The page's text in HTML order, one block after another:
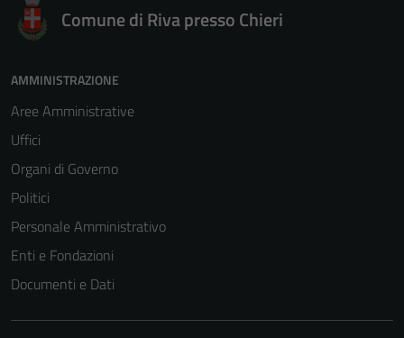
Comune di Riva presso Chieri
AMMINISTRAZIONE
Aree Amministrative
Uffici
Organi di Governo
Politici
Personale Amministrativo
Enti e Fondazioni
Documenti e Dati
per il
funzionamento